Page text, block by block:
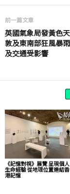
前一篇文章
英國氣象局發黃色
敦及東南部狂風暴
及交通受影響
《記憶對視》展覽 呈現個人
生命經驗 從地理位置連結香
港記憶